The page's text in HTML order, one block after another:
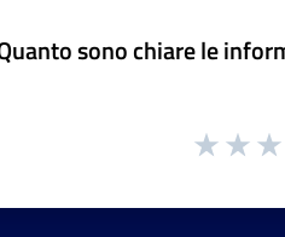
sono chiare le